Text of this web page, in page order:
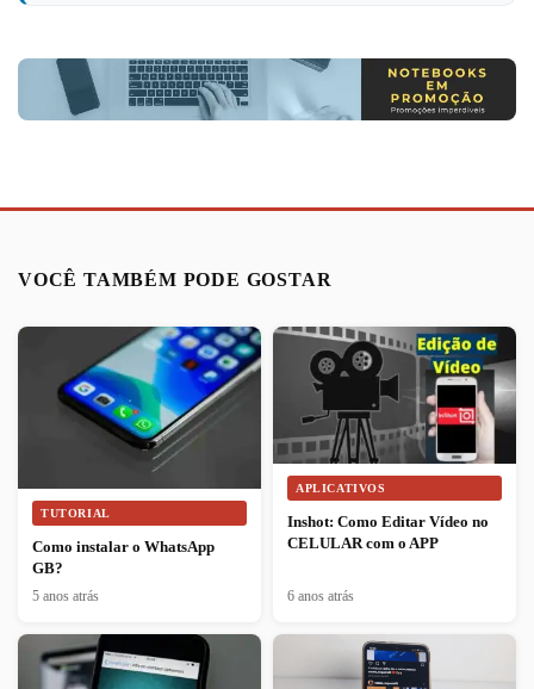
VOCÊ TAMBÉM PODE GOSTAR
TUTORIAL
Como instalar o WhatsApp
GB?
5 anos atrás
APLICATIVOS
Inshot: Como Editar Vídeo no
CELULAR com o APP
6 anos atrás